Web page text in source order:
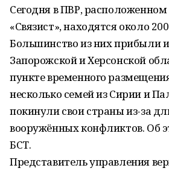
Сегодня в ПВР, расположенном
«Связист», находятся около
Большинство из них прибыли
Запорожской и Херсонской
пункте временного
несколько семей из Сирии и
покинули свои страны из-за
вооружённых конфликтов. Об
БСТ.
Представитель управления